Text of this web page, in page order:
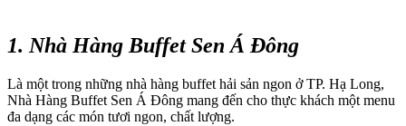
1. Nhà Hàng Buffet Sen Á Đông
Là một trong những nhà hàng buffet hải sản ngon ở TP. Hạ Long,
Nhà Hàng Buffet Sen Á Đông mang đến cho thực khách một menu
đa dạng các món tươi ngon, chất lượng.